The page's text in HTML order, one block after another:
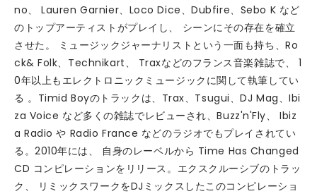
no、 Lauren Garnier、Loco Dice、Dubfire、Sebo K など
のトップアーティストがプレイし、 シーンにその存在を確立
させた。 ミュージックジャーナリストという一面も持ち、Ro
ck& Folk、Technikart、 Traxなどのフランス音楽雑誌で、 1
0年以上もエレクトロニックミュージックに関して執筆してい
る 。Timid Boyのトラックは、Trax、Tsugui、DJ Mag、Ibi
za Voice など多くの雑誌でレビューされ、Buzz'n'Fly、 Ibiz
a Radio や Radio France などのラジオでもプレイされてい
る。2010年には、 自身のレーベルから Time Has Changed
CD コンピレーションをリリース。エクスクルーシブのトラッ
ク、 リミックスワークをDJミックスしたこのコンピレーショ